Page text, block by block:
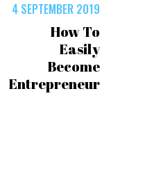
4 SEPTEMBER 2019
How To
Easily
Become
Entrepreneur